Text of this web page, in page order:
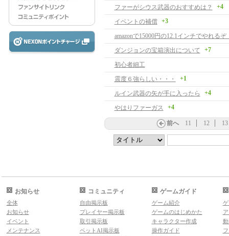
ファーがシウス武器のおすすめは？ +4
イベントの補償 +3
amazonで15000円の12.1インチでやれるぞ
ダンジョンの宝箱演出について
+7
初心者細工
震度６強らしい・・・
+1
ルイン武器の矢が手に入ったら +4
やはりファーガス +4
前へ 11 12 13
お知らせ
全体
お知らせ
イベント
メンテナンス
コミュニティ
自由掲示板
プレイヤー掲示板
取引掲示板
ペットAI掲示板
ゲームガイド
ゲーム紹介
ゲームのはじめかた
キャラクター作成
操作ガイド